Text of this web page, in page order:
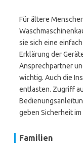
Für ältere
sie sich eine
Erklärung der
Ansprechpartner
wichtig. Auch die
entlasten. Zugriff
geben Sicherheit im
Familien